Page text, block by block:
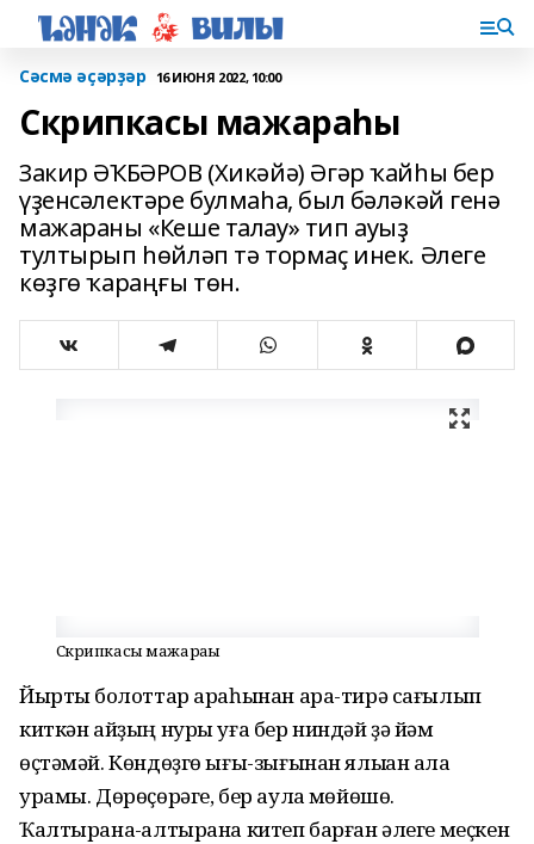
Сәсмә әҫәрҙәр 16 ИЮНЯ 2022, 10:00
Скрипкасы мажараһы
Закир ӘҠБӘРОВ (Хикәйә) Әгәр ҡайһы бер
үҙен­сә­лектәре булмаһа, был бәләкәй генә
мажараны «Кеше талау» тип ауыҙ
тултырып һөйләп тә тормаҫ инек. Әлеге
көҙгө ҡараңғы төн.
Скрипкасы мажараһы
Йыр­тыҡ болоттар араһынан ара-тирә сағылып
киткән айҙың нуры уға бер ниндәй ҙә йәм
өҫтәмәй. Көндөҙгө ығы-зы­ғы­нан ялыҡҡан ҡала
урамы. Дө­рөҫөрәге, бер аулаҡ мөйөшө.
Ҡалтырана-ҡалтырана китеп барған әлеге меҫкен